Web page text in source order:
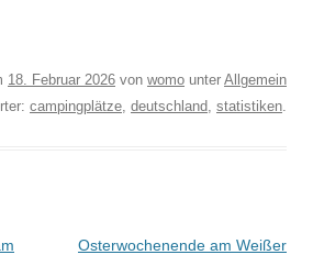
18. Februar 2026 von womo unter Allgemein
campingplätze, deutschland, statistiken.
Osterwochenende am Weißer